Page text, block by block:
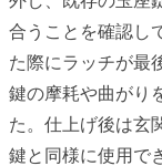
合うことを確認し
た際にラッチが最
鍵の摩耗や曲がり
た。仕上げ後は玄
鍵と同様に使用で